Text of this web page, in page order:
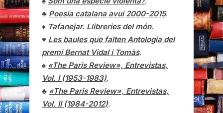
♣ Poesia catalana avui 2000-2015.
♦ Tafanejar. Llibreries del món.
♥ Les baules que falten Antologia del
premi Bernat Vidal i Tomàs.
♠ «The Paris Review», Entrevistas,
Vol. I (1953-1983).
♣ «The Paris Review», Entrevistas,
Vol. II (1984-2012).